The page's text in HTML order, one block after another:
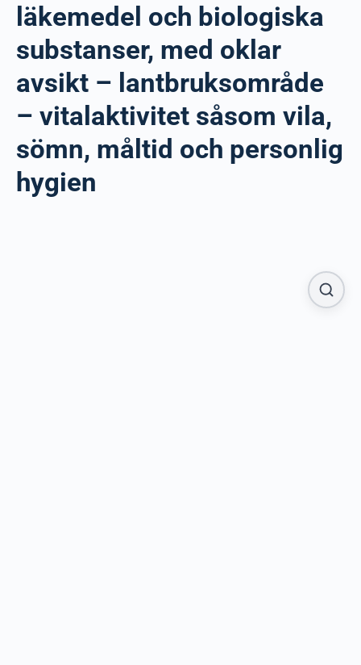
läkemedel och biologiska
substanser, med oklar
avsikt – lantbruksområde
– vitalaktivitet såsom vila,
sömn, måltid och personlig
hygien